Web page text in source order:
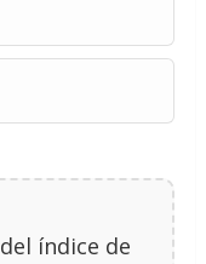
del índice de